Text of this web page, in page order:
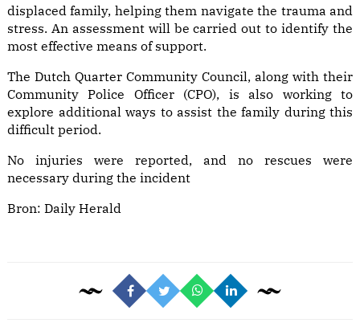
displaced family, helping them navigate the trauma and
stress. An assessment will be carried out to identify the
most effective means of support.
The Dutch Quarter Community Council, along with their
Community Police Officer (CPO), is also working to
explore additional ways to assist the family during this
difficult period.
No injuries were reported, and no rescues were
necessary during the incident
Bron: Daily Herald